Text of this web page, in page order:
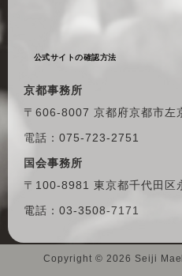
公式サイトの確認方法
京都事務所
〒606-8007 京都府京都市左
電話：075-723-2751
国会事務所
〒100-8981 東京都千代田区
電話：03-3508-7171
Copyright © 2026 Seiji